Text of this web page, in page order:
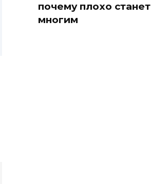
почему плохо станет
многим